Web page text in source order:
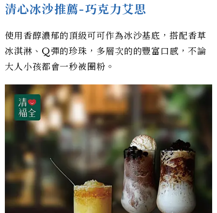
清心冰沙推薦-巧克力艾思
使用香醇濃郁的頂級可可作為冰沙基底，搭配香草
冰淇淋、Q彈的珍珠，多層次的的豐富口感，不論
大人小孩都會一秒被圈粉。